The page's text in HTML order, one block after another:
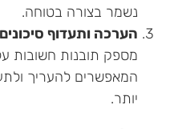
נשמר בצורה בטוחה.
הערכה ותעדוף
מספק תובנות חשובות
המאפשרים להעריך
יותר.